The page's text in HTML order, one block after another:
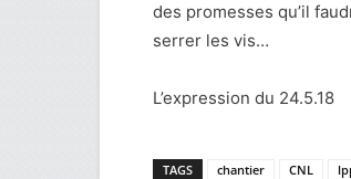
des promesses qu’il
serrer les vis…
L’expression du 24.5.18
TAGS chantier CNL